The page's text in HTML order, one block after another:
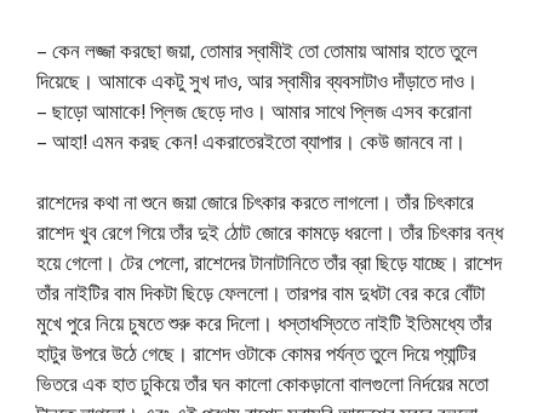
– কেন লজ্জা করছো জয়া, তোমার স্বামীই তো তোমায় আমার হাতে তুলে
দিয়েছে। আমাকে একটু সুখ দাও, আর স্বামীর ব্যবসাটাও দাঁড়াতে দাও।
– ছাড়ো আমাকে! প্লিজ ছেড়ে দাও। আমার সাথে প্লিজ এসব করোনা
– আহা! এমন করছ কেন! একরাতেরইতো ব্যাপার। কেউ জানবে না।
রাশেদের কথা না শুনে জয়া জোরে চিৎকার করতে লাগলো। তাঁর চিৎকারে
রাশেদ খুব রেগে গিয়ে তাঁর দুই ঠোট জোরে কামড়ে ধরলো। তাঁর চিৎকার বন্ধ
হয়ে গেলো। টের পেলো, রাশেদের টানাটানিতে তাঁর ব্রা ছিড়ে যাচ্ছে। রাশেদ
তাঁর নাইটির বাম দিকটা ছিড়ে ফেললো। তারপর বাম দুধটা বের করে বোঁটা
মুখে পুরে নিয়ে চুষতে শুরু করে দিলো। ধস্তাধস্তিতে নাইটি ইতিমধ্যে তাঁর
হাটুর উপরে উঠে গেছে। রাশেদ ওটাকে কোমর পর্যন্ত তুলে দিয়ে প্যান্টির
ভিতরে এক হাত ঢুকিয়ে তাঁর ঘন কালো কোকড়ানো বালগুলো নির্দয়ের মতো